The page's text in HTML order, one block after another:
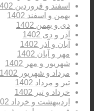
اسفند و فروردین 1402
بهمن و اسفند 1402
دی و بهمن 1402
آذر و دی 1402
آبان و آذر 1402
مهر و آبان 1402
شهریور و مهر 1402
مرداد و شهریور 1402
تیر و مرداد 1402
خرداد و تیر 1402
اردیبهشت و خرداد 1402